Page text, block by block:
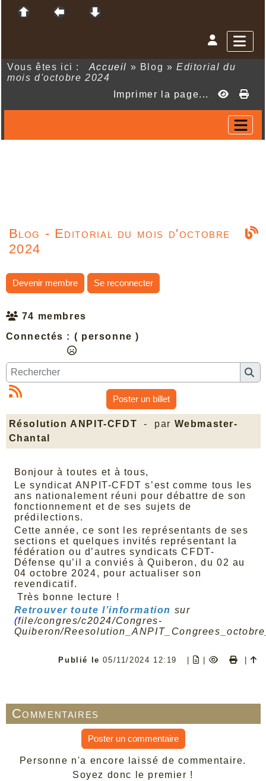
Vous êtes ici : Accueil » Blog »Editorial du
mois d'octobre 2024
Imprimer la page...
Blog - Editorial du mois d'octobre
2024
Devenir membre Se reconnecter
74 membres
Connectés : ( personne )
Poster un billet
Résolution ANPIT-CFDT - par Webmaster-
Chantal
Bonjour à toutes et à tous,
Le syndicat ANPIT-CFDT s’est comme tous les
ans nationalement réuni pour débattre de son
fonctionnement et de ses sujets de
prédilections.
Cette année, ce sont les représentants de ses
sections et quelques invités représentant la
fédération ou d’autres syndicats CFDT-
Défense qu’il a conviés à Quiberon, du 02 au
04 octobre 2024, pour actualiser son
revendicatif.
Très bonne lecture !
Retrouver toute l’information sur
(file/congres/c2024/Congres-
Quiberon/
Publié le05/11/2024 12:19 | | |
Commentaires
Poster un commentaire
Personne n'a encore laissé de commentaire.
Soyez donc le premier !